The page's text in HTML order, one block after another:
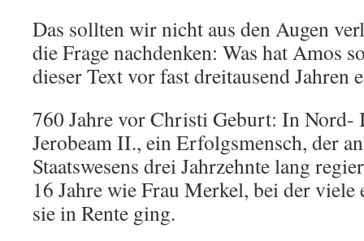
Das sollten wir nicht aus den Augen
die Frage nachdenken: Was hat Amos
dieser Text vor fast dreitausend Jahren
760 Jahre vor Christi Geburt: In Nord-
Jerobeam II., ein Erfolgsmensch, der
Staatswesens drei Jahrzehnte lang
16 Jahre wie Frau Merkel, bei der viele
sie in Rente ging.